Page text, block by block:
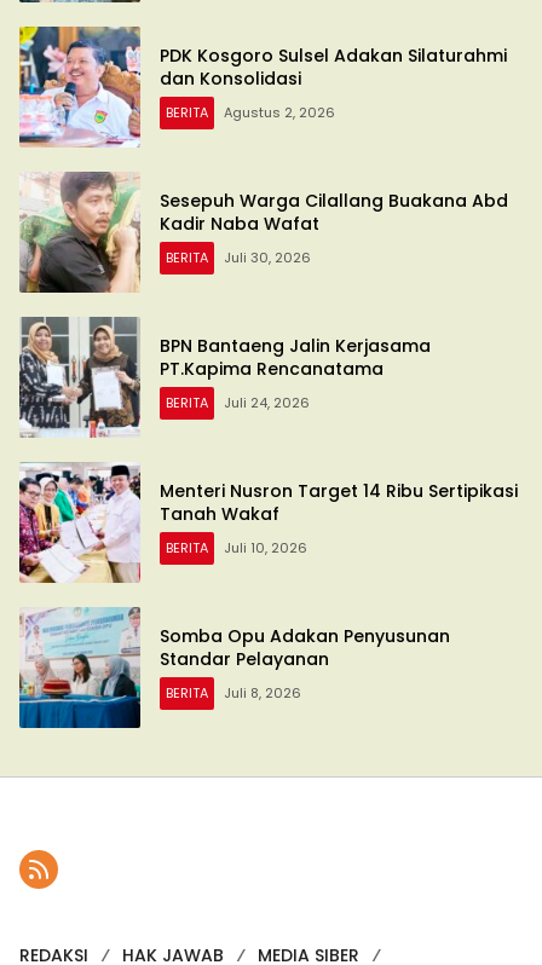
PDK Kosgoro Sulsel Adakan Silaturahmi
dan Konsolidasi
BERITA Agustus 2, 2026
Sesepuh Warga Cilallang Buakana Abd
Kadir Naba Wafat
BERITA Juli 30, 2026
BPN Bantaeng Jalin Kerjasama
PT.Kapima Rencanatama
BERITA Juli 24, 2026
Menteri Nusron Target 14 Ribu Sertipikasi
Tanah Wakaf
BERITA Juli 10, 2026
Somba Opu Adakan Penyusunan
Standar Pelayanan
BERITA Juli 8, 2026
REDAKSI HAK JAWAB MEDIA SIBER